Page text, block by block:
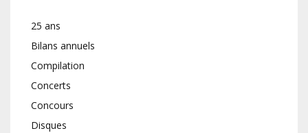
25 ans
Bilans annuels
Compilation
Concerts
Concours
Disques